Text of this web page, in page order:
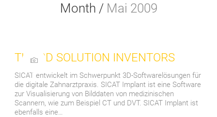
Month / Mai 2009
THE 3D SOLUTION INVENTORS
SICAT entwickelt im Schwerpunkt 3D-Softwarelösungen für
die digitale Zahnarztpraxis. SICAT Implant ist eine Software
zur Visualisierung von Bilddaten von medizinischen
Scannern, wie zum Beispiel CT und DVT. SICAT Implant ist
ebenfalls eine…